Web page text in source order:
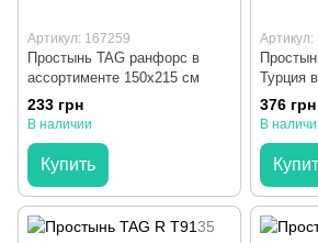
Артикул: 167259
Простынь TAG ранфорс в
ассортименте 150x215 см
233 грн
В наличии
Купить
Артикул:
Турция
150x215
376 грн
В